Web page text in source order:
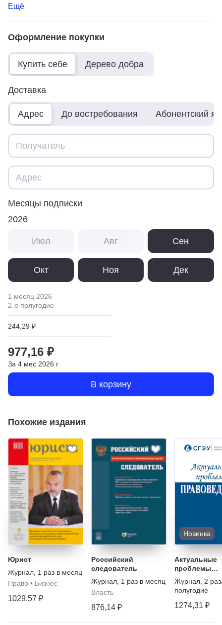
Ещё
Оформление покупки
Купить себе Дерево добра
Доставка
Адрес До востребования Абонентский
Месяцы подписки
2026
Июл Авг Сен
Окт Ноя Дек
1 месяц 2026
2-е полугодие
244,29 ₽
977,16 ₽
За 4 мес 2026 г
В корзину
Похожие издания
Юрист
Журнал 1 раз в месяц
Право • Бизнес
1029,57 ₽
Российский
следователь
Журнал 1 раз в месяц
Власть
876,14 ₽
Новинка
Актуальные
проблемы
Журнал 2
полугодие
1274,31 ₽